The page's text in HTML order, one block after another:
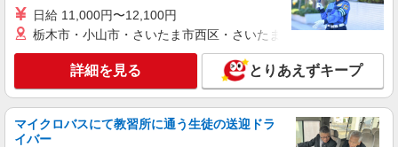
キープ 詳細を見る
派遣社員
株式会社テクノ・サービス/お仕事No/0879588
荷積み作業など
時給1250円交通費全額支給
茨城県土浦市 ＊車・バイク通勤OK
日給 11,000円〜12,100円
栃木市・小山市・さいたま市西区・さいたま市岩槻区・久喜市・
詳細を見る とりあえずキープ
マイクロバスにて教習所に通う生徒の送迎ドラ
イバー